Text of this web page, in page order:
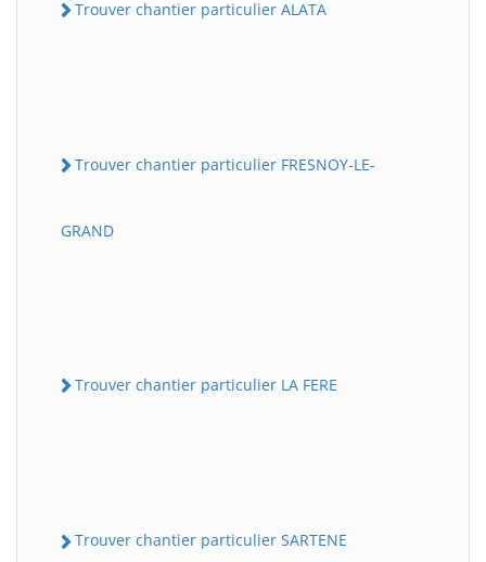
Trouver chantier particulier ALATA
Trouver chantier particulier FRESNOY-LE-
GRAND
Trouver chantier particulier LA FERE
Trouver chantier particulier SARTENE